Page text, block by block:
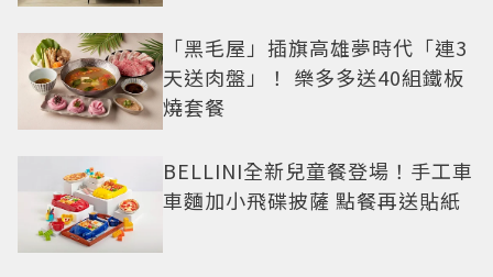
「黑毛屋」插旗高雄夢時代「連3
天送肉盤」！ 樂多多送40組鐵板
燒套餐
BELLINI全新兒童餐登場！手工車
車麵加小飛碟披薩 點餐再送貼紙